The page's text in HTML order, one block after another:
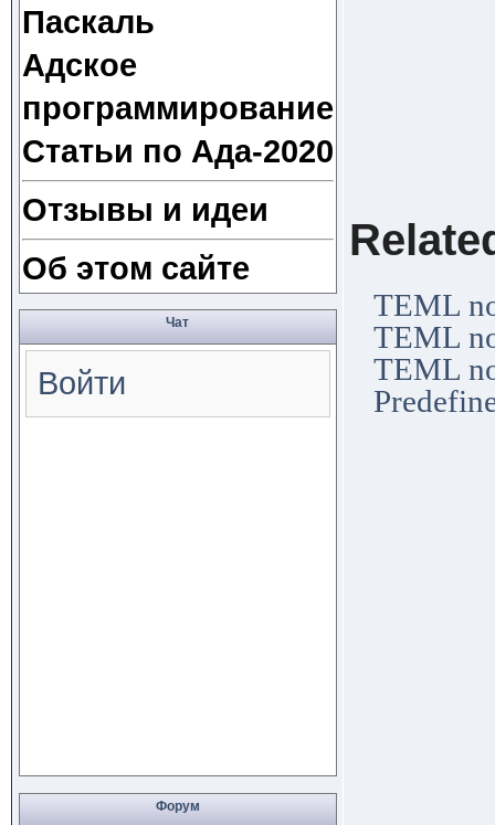
Паскаль
Адское
программирование
Статьи по Ада-2020
Отзывы и идеи
Об этом сайте
Чат
Войти
Форум
TEML
TEML
TEML